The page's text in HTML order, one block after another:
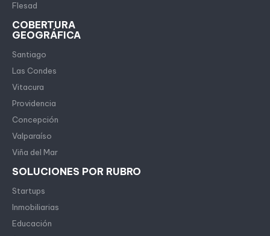
Flesad
COBERTURA
GEOGRÁFICA
Santiago
Las Condes
Vitacura
Providencia
Concepción
Valparaíso
Viña del Mar
SOLUCIONES POR RUBRO
Startups
Inmobiliarias
Educación